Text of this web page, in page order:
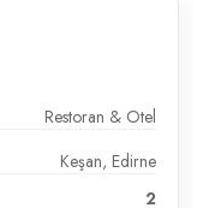
Restoran & Otel
Keşan, Edirne
2